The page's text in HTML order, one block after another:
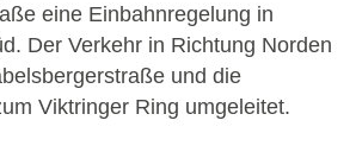
eine Einbahnregelung in
Der Verkehr in Richtung Norden
und die
Viktringer Ring umgeleitet.